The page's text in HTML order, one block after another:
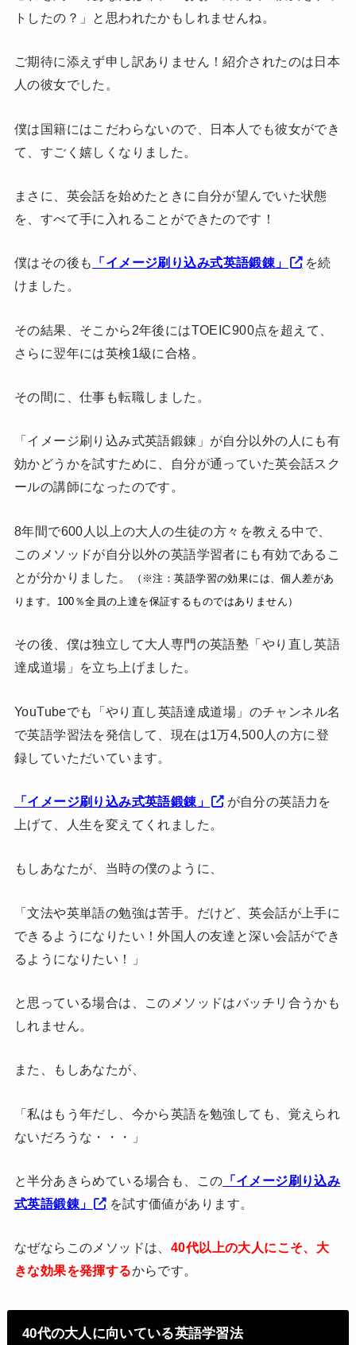
トしたの？」と思われたかもしれませんね。
ご期待に添えず申し訳ありません！紹介されたのは日本
人の彼女でした。
僕は国籍にはこだわらないので、日本人でも彼女ができ
て、すごく嬉しくなりました。
まさに、英会話を始めたときに自分が望んでいた状態
を、すべて手に入れることができたのです！
僕はその後も 「イメージ刷り込み式英語鍛錬」
を続
けました。
その結果、そこから2年後にはTOEIC900点を超えて、
さらに翌年には英検1級に合格。
その間に、仕事も転職しました。
「イメージ刷り込み式英語鍛錬」が自分以外の人にも有
効かどうかを試すために、自分が通っていた英会話スク
ールの講師になったのです。
8年間で600人以上の大人の生徒の方々を教える中で、
このメソッドが自分以外の英語学習者にも有効であるこ
とが分かりました。
（※注：英語学習の効果には、個人差があ
ります。100％全員の上達を保証するものではありません）
その後、僕は独立して大人専門の英語塾「やり直し英語
達成道場」を立ち上げました。
YouTubeでも「やり直し英語達成道場」のチャンネル名
で英語学習法を発信して、現在は1万4,500人の方に登
録していただいています。
「イメージ刷り込み式英語鍛錬」
が自分の英語力を
上げて、人生を変えてくれました。
もしあなたが、当時の僕のように、
「文法や英単語の勉強は苦手。だけど、英会話が上手に
できるようになりたい！外国人の友達と深い会話ができ
るようになりたい！」
と思っている場合は、このメソッドはバッチリ合うかも
しれません。
また、もしあなたが、
「私はもう年だし、今から英語を勉強しても、覚えられ
ないだろうな・・・」
と半分あきらめている場合も、この 「イメージ刷り込み
式英語鍛錬」
を試す価値があります。
なぜならこのメソッドは、 40代以上の大人にこそ、大
きな効果を発揮するからです。
40代の大人に向いている英語学習法